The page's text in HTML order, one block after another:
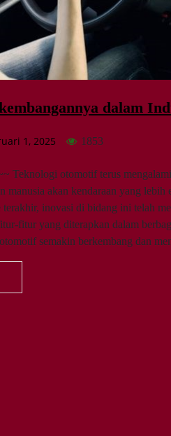
dalam
1, 2025 1853
Teknologi otomotif terus
manusia akan kendaraan yang
terakhir, inovasi di bidang ini telah
fitur yang diterapkan dalam
semakin berkembang dan